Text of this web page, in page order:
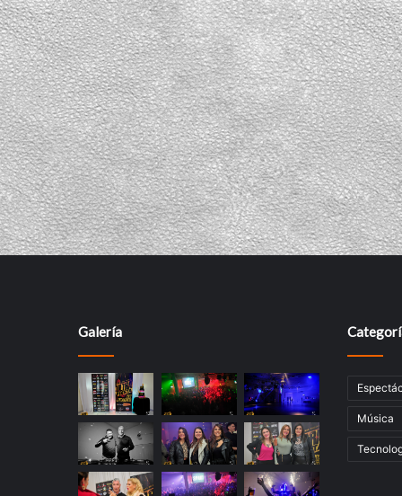
Galería
Música